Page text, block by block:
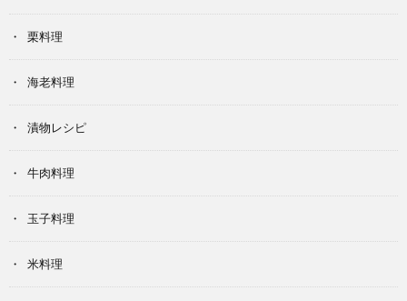
栗料理
海老料理
漬物レシピ
牛肉料理
玉子料理
米料理